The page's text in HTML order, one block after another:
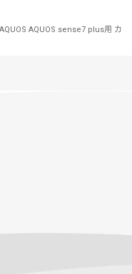
AQUOS sense7 plus用 カ